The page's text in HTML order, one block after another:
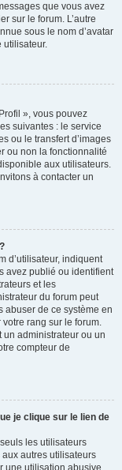
que vous avez
sur le forum. L’autre
sous le nom d’avatar
utilisateur.
», vous pouvez
suivantes : le service
ou le transfert d’images
ou non la fonctionnalité
aux utilisateurs.
à contacter un
d’utilisateur, indiquent
avez publié ou identifient
et les
du forum peut
abuser de ce système en
rang sur le forum.
un administrateur ou un
compteur de
je clique sur le lien de
les utilisateurs
autres utilisateurs
une utilisation abusive